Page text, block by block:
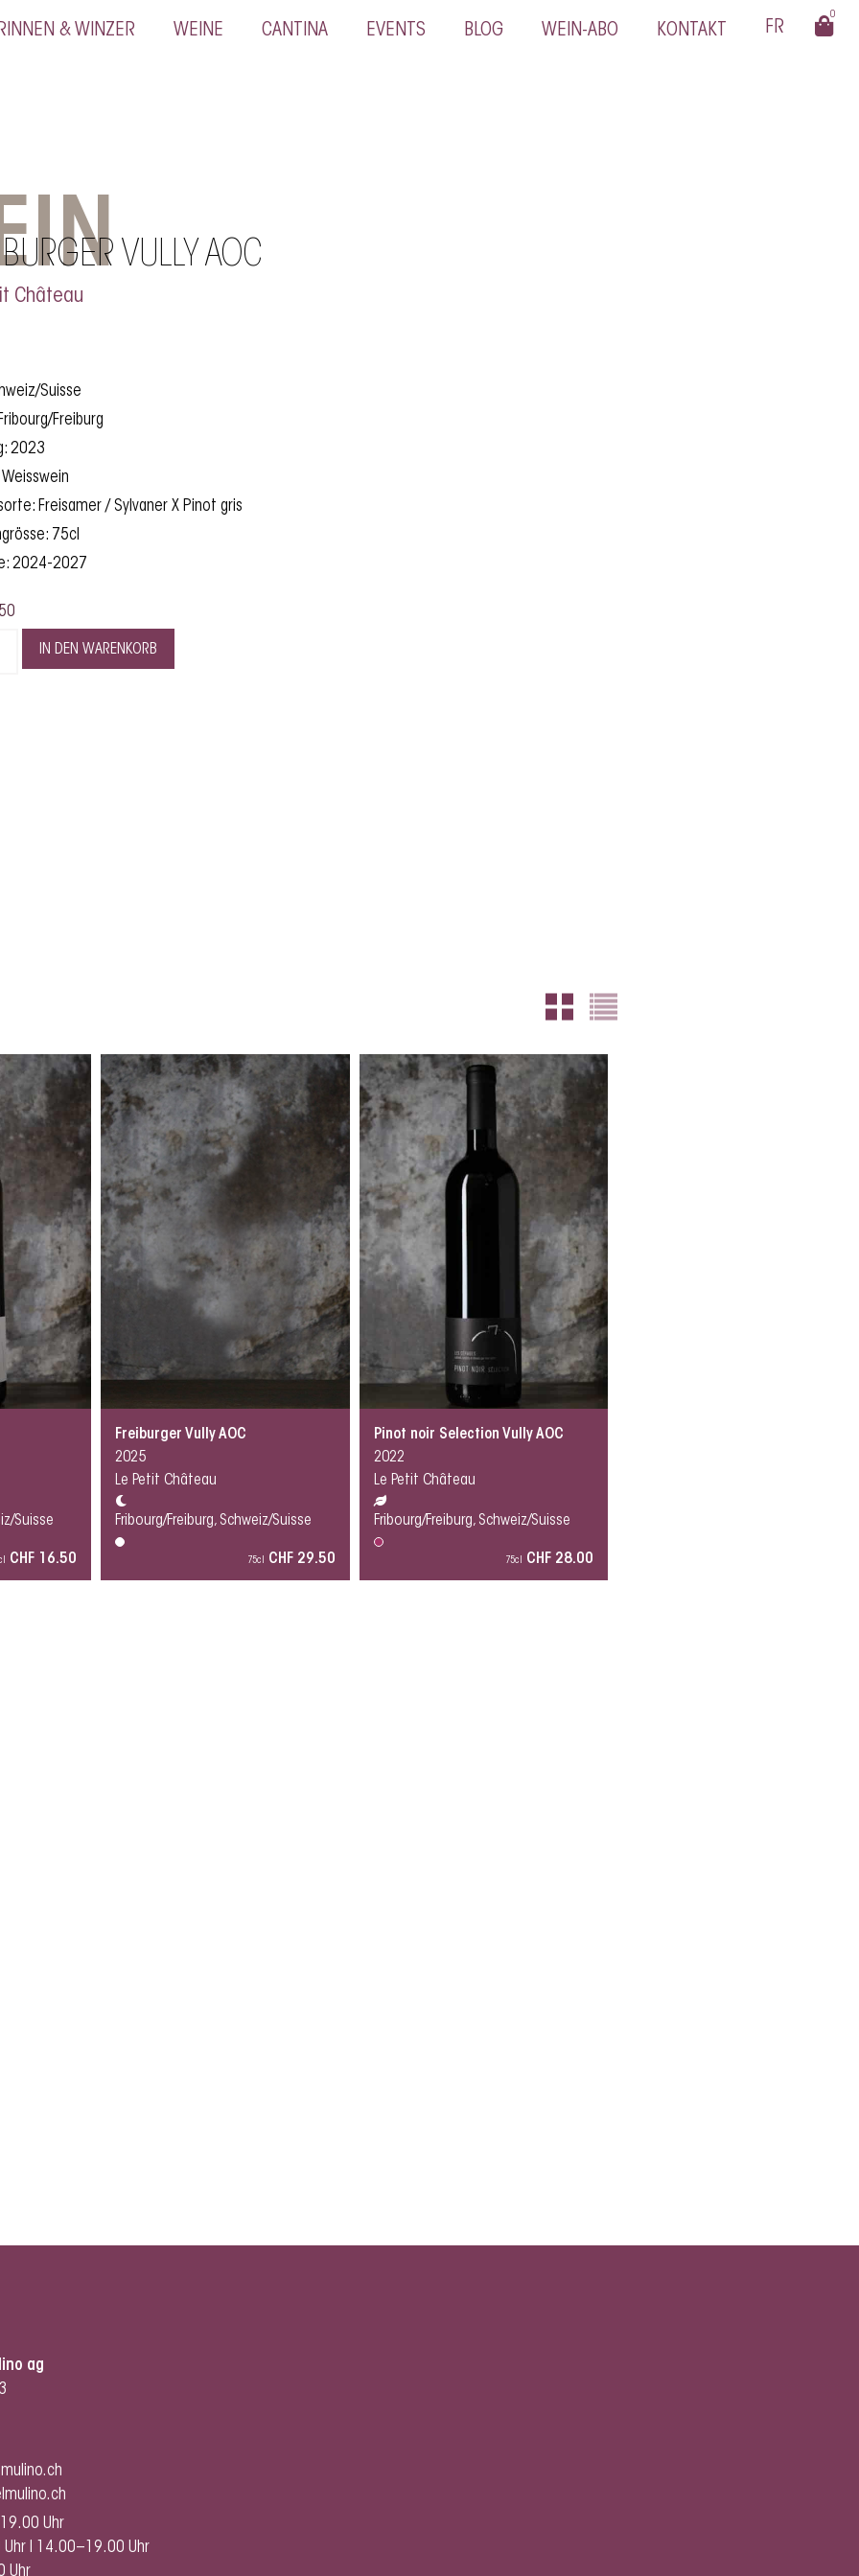
& WINZER WEINE CANTINA EVENTS BLOG WEIN-ABO KONTAKT
0
VULLY AOC
Château
Suisse
Freiburg
2023
Freisamer / Sylvaner X Pinot gris
75cl
2024-2027
IN DEN WARENKORB
Suisse
CHF 16.50
Freiburger Vully AOC
2025
Le Petit Château
Fribourg/Freiburg, Schweiz/Suisse
75cl CHF 29.50
Pinot noir Selection Vully AOC
2022
Le Petit Château
Fribourg/Freiburg, Schweiz/Suisse
75cl CHF 28.00
ag
Uhr
I 14.00–19.00 Uhr
Uhr